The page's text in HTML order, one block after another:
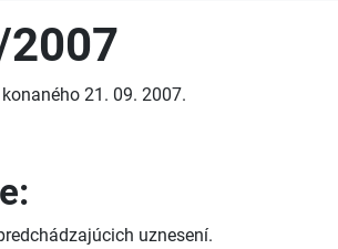
2007
21. 09. 2007.
uznesení.